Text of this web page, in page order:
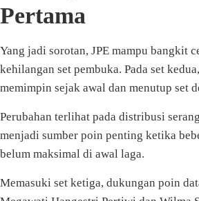
Pertama
Yang jadi sorotan, JPE mampu bangkit
kehilangan set pembuka. Pada set
memimpin sejak awal dan menutup set
Perubahan terlihat pada distribusi
menjadi sumber poin penting ketika
belum maksimal di awal laga.
Memasuki set ketiga, dukungan poin